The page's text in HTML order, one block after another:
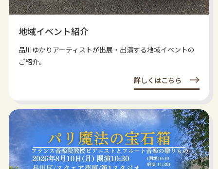
地域イベント紹介
品川ゆかりアーティストが出展・出演する地域イベントの
ご紹介。
詳しくはこちら